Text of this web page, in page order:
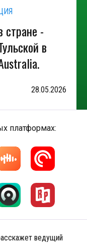
стране -
в
28.05.2026
платформах:
ведущий